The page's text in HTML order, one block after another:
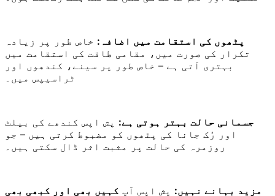
پٹھوں کی استقامت میں اضافہ: خاص طور پر زیادہ
تکرار کی صورت میں، مقامی طاقت کی استقامت میں
بہتری آتی ہے – خاص طور پر سینے، کندھوں اور
ٹراسیپس میں۔
جسمانی حالت بہتر ہوتی ہے: پش اپس کندھے کی بیلٹ
اور رُک جانا کی پٹھوں کو مضبوط کرتی ہیں – جو
روزمرہ کی حالت پر مثبت اثر ڈال سکتی ہیں۔
مزید بہانے نہیں: پش اپس آپ کہیں بھی اور کبھی بھی